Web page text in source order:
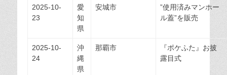
2025-10-
23
愛
知
県
安城市
”使用済みマンホー
ル蓋”を販売
2025-10-
24
沖
縄
県
那覇市
『ポケふた』お披
露目式